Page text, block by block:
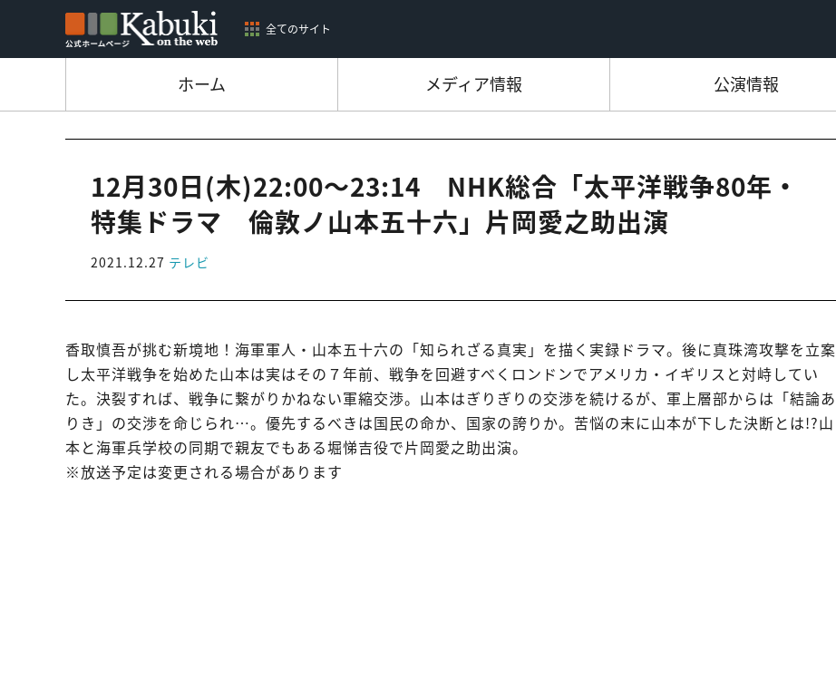
全てのサイト
ホーム メディア情報 公演情報
12月30日(木)22:00～23:14 NHK総合「太平洋戦争80年・
特集ドラマ 倫敦ノ山本五十六」片岡愛之助出演
2021.12.27 テレビ
香取慎吾が挑む新境地！海軍軍人・山本五十六の「知られざる真実」を描く実録ドラマ。後に真珠湾攻撃を立案
し太平洋戦争を始めた山本は実はその７年前、戦争を回避すべくロンドンでアメリカ・イギリスと対峙してい
た。決裂すれば、戦争に繋がりかねない軍縮交渉。山本はぎりぎりの交渉を続けるが、軍上層部からは「結論あ
りき」の交渉を命じられ…。優先するべきは国民の命か、国家の誇りか。苦悩の末に山本が下した決断とは!?山
本と海軍兵学校の同期で親友でもある堀悌吉役で片岡愛之助出演。
※放送予定は変更される場合があります